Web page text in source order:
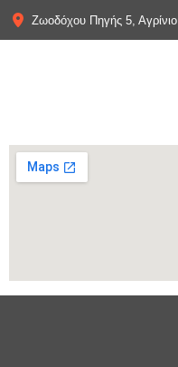
Ζωοδόχου Πηγής 5, Αγρίνιο